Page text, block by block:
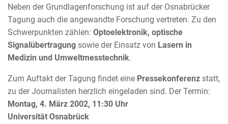
Neben der Grundlagenforschung ist auf der Osnabrücker
Tagung auch die angewandte Forschung vertreten. Zu den
Schwerpunkten zählen: Optoelektronik, optische
Signalübertragung sowie der Einsatz von Lasern in
Medizin und Umweltmesstechnik.
Zum Auftakt der Tagung findet eine Pressekonferenz statt,
zu der Journalisten herzlich eingeladen sind. Der Termin:
Montag, 4. März 2002, 11:30 Uhr
Universität Osnabrück